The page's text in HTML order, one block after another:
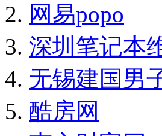
网易popo
深圳笔记本
无锡建国男
酷房网